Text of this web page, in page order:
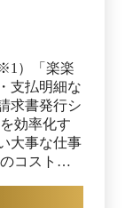
）「楽楽
支払明細な
求書発行シ
効率化す
大事な仕事
コストも
きます。